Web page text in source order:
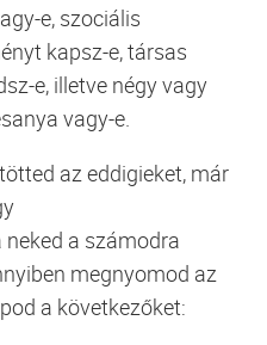
e, szociális
kapsz-e, társas
e, illetve négy vagy
vagy-e.
az eddigieket, már
a számodra
megnyomod az
a következőket: